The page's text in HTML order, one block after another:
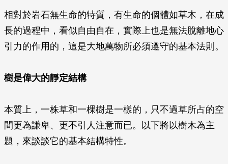
相對於岩石無生命的特質，有生命的個體如草木，在成
長的過程中，看似自由自在，實際上也是無法脫離地心
引力的作用的，這是大地萬物所必須遵守的基本法則。
樹是偉大的靜定結構
本質上，一株草和一棵樹是一樣的，只不過草所占的空
間更為謙卑、更不引人注意而已。以下將以樹木為主
題，來談談它的基本結構特性。